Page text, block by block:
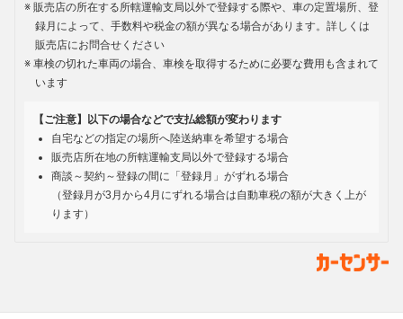
販売店の所在する所轄運輸支局以外で登録する際や、車の定置場所、登
録月によって、手数料や税金の額が異なる場合があります。詳しくは
販売店にお問合せください
車検の切れた車両の場合、車検を取得するために必要な費用も含まれて
います
【ご注意】以下の場合などで支払総額が変わります
自宅などの指定の場所へ陸送納車を希望する場合
販売店所在地の所轄運輸支局以外で登録する場合
商談～契約～登録の間に「登録月」がずれる場合
（登録月が3月から4月にずれる場合は自動車税の額が大きく上が
ります）